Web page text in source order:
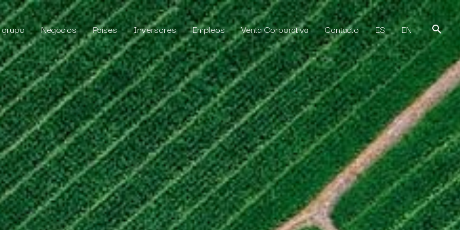
grupo Negocios Países Inversores Empleos Venta Corporativa Contacto ES EN